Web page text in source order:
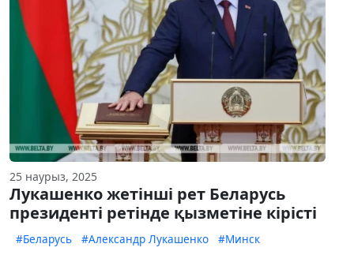
25 наурыз, 2025
Лукашенко жетінші рет Беларусь
президенті ретінде қызметіне кірісті
#Беларусь #Александр Лукашенко #Минск